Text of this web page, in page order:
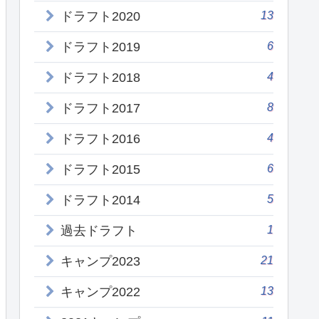
ドラフト2020 13
ドラフト2019 6
ドラフト2018 4
ドラフト2017 8
ドラフト2016 4
ドラフト2015 6
ドラフト2014 5
過去ドラフト 1
キャンプ2023 21
キャンプ2022 13